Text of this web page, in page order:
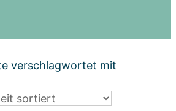
verschlagwortet mit